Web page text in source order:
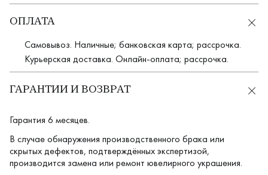
ОПЛАТА
Самовывоз. Наличные; банковская карта; рассрочка.
Курьерская доставка. Онлайн-оплата; рассрочка.
ГАРАНТИИ И ВОЗВРАТ
Гарантия 6 месяцев.
В случае обнаружения производственного брака или
скрытых дефектов, подтверждённых экспертизой,
производится замена или ремонт ювелирного украшения.